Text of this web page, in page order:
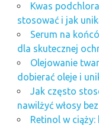
Kwas
stosować i jak
Serum na
dla skutecznej
Olejowanie
dobierać oleje i
Jak często
nawilżyć włosy
Retinol w